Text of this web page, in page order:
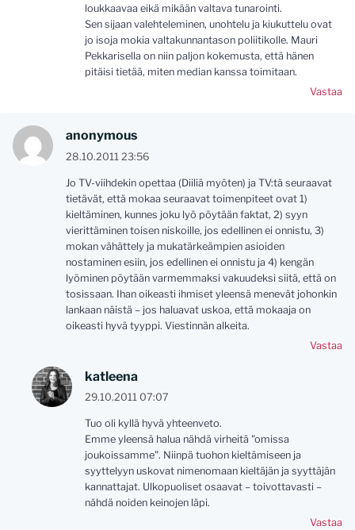
loukkaavaa eikä mikään valtava tunarointi.
Sen sijaan valehteleminen, unohtelu ja kiukuttelu ovat
jo isoja mokia valtakunnantason poliitikolle. Mauri
Pekkarisella on niin paljon kokemusta, että hänen
pitäisi tietää, miten median kanssa toimitaan.
Vastaa
anonymous
28.10.2011 23:56
Jo TV-viihdekin opettaa (Diiliä myöten) ja TV:tä seuraavat
tietävät, että mokaa seuraavat toimenpiteet ovat 1)
kieltäminen, kunnes joku lyö pöytään faktat, 2) syyn
vierittäminen toisen niskoille, jos edellinen ei onnistu, 3)
mokan vähättely ja mukatärkeämpien asioiden
nostaminen esiin, jos edellinen ei onnistu ja 4) kengän
lyöminen pöytään varmemmaksi vakuudeksi siitä, että on
tosissaan. Ihan oikeasti ihmiset yleensä menevät johonkin
lankaan näistä – jos haluavat uskoa, että mokaaja on
oikeasti hyvä tyyppi. Viestinnän alkeita.
Vastaa
katleena
29.10.2011 07:07
Tuo oli kyllä hyvä yhteenveto.
Emme yleensä halua nähdä virheitä "omissa
joukoissamme". Niinpä tuohon kieltämiseen ja
syyttelyyn uskovat nimenomaan kieltäjän ja syyttäjän
kannattajat. Ulkopuoliset osaavat – toivottavasti –
nähdä noiden keinojen läpi.
Vastaa